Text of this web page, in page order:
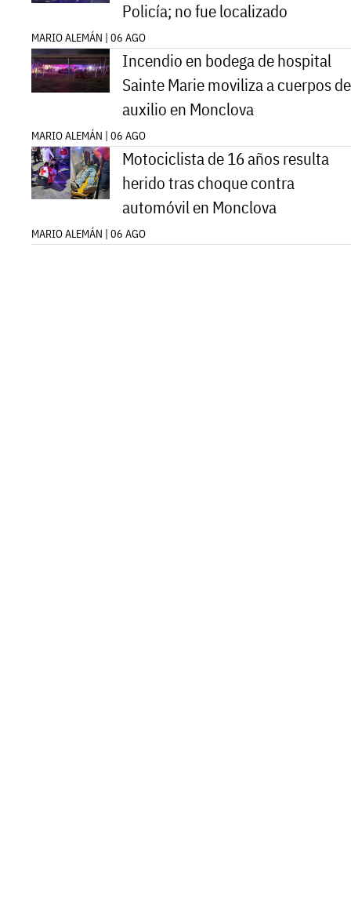
Policía; no fue localizado
MARIO ALEMÁN | 06 AGO
Incendio en bodega de hospital
Sainte Marie moviliza a cuerpos de
auxilio en Monclova
MARIO ALEMÁN | 06 AGO
Motociclista de 16 años resulta
herido tras choque contra
automóvil en Monclova
MARIO ALEMÁN | 06 AGO